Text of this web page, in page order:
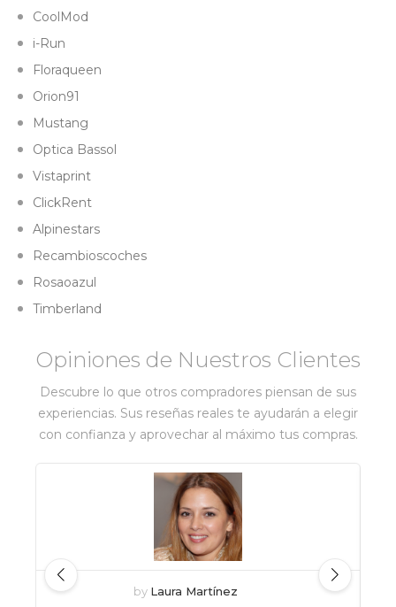
CoolMod
i-Run
Floraqueen
Orion91
Mustang
Optica Bassol
Vistaprint
ClickRent
Alpinestars
Recambioscoches
Rosaoazul
Timberland
Opiniones de Nuestros Clientes
Descubre lo que otros compradores piensan de sus
experiencias. Sus reseñas reales te ayudarán a elegir
con confianza y aprovechar al máximo tus compras.
by Laura Martínez